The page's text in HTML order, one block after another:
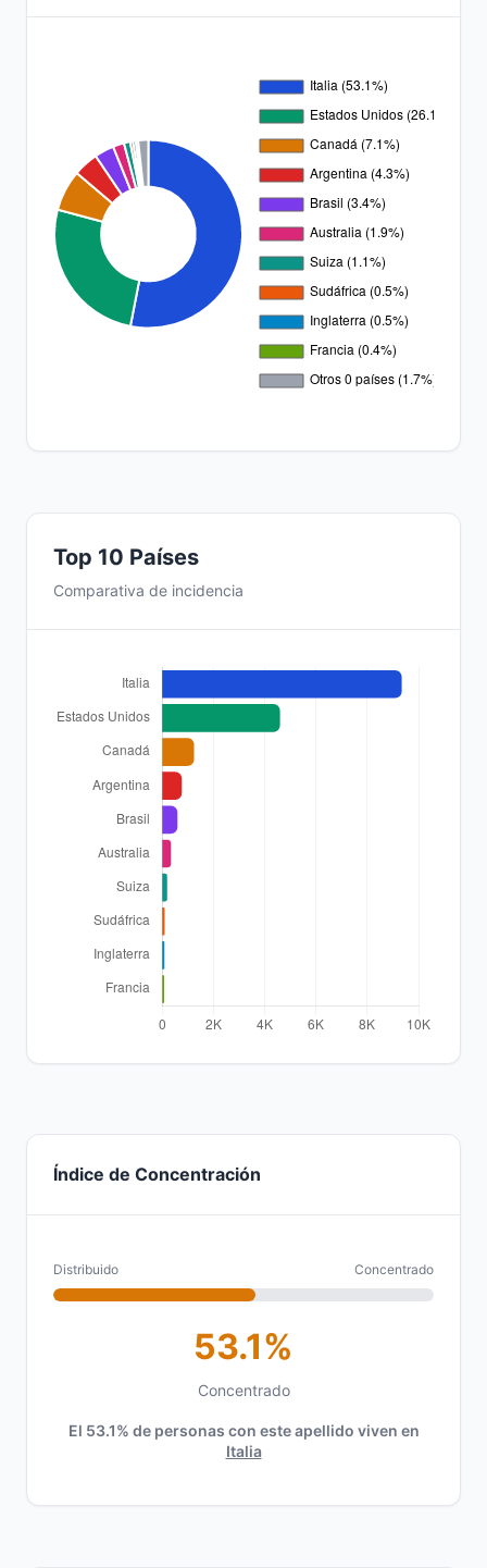
Top 10 Países
Comparativa de incidencia
Índice de Concentración
Distribuido Concentrado
53.1%
Concentrado
El 53.1% de personas con este apellido viven en
Italia